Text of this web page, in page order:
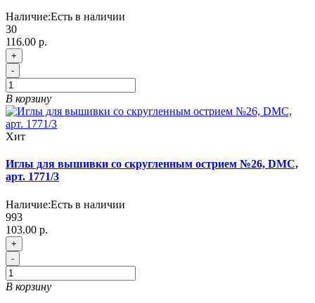
Наличие:Есть в наличии
30
116.00 р.
+
-
В корзину
Хит
Иглы для вышивки со скругленным острием №26, DMC,
арт. 1771/3
Наличие:Есть в наличии
993
103.00 р.
+
-
В корзину